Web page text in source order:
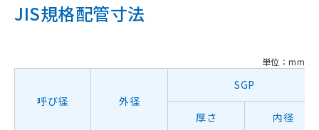
JIS規格配管寸法
単位：mm
呼び径 外径
SGP
厚さ 内径